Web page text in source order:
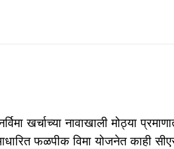
खर्चाच्या नावाखाली मोठ्या
फळपीक विमा योजनेत काही